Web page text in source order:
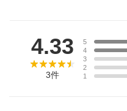
4.33
3件
5
4
3
2
1